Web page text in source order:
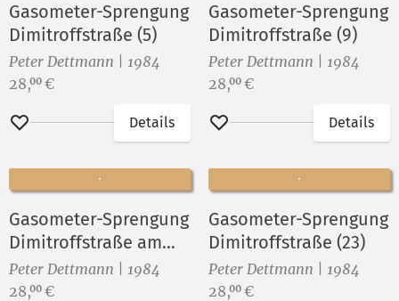
Gasometer-Sprengung
Dimitroffstraße (5)
Peter Dettmann | 1984
Preis:
28,00 €
Merken
Details
Gasometer-Sprengung
Dimitroffstraße (9)
Peter Dettmann | 1984
Preis:
28,00 €
Merken
Details
Gasometer-Sprengung
Dimitroffstraße am
28.Juli 1984 (1)
Peter Dettmann | 1984
Preis:
28,00 €
Gasometer-Sprengung
Dimitroffstraße (23)
Peter Dettmann | 1984
Preis:
28,00 €